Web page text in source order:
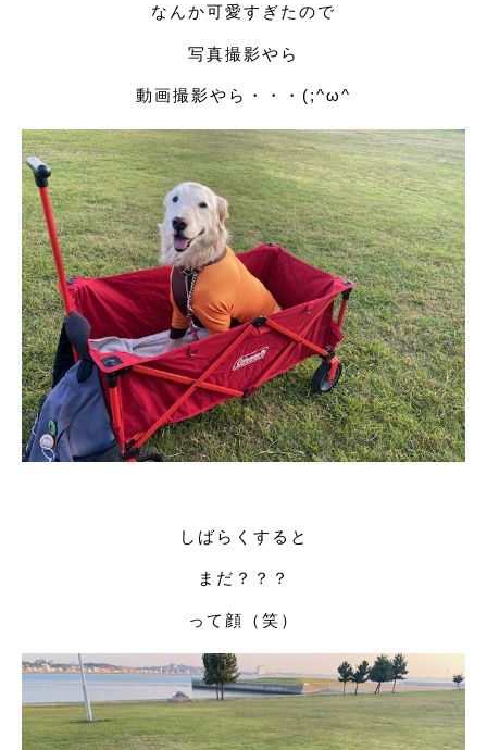
なんか可愛すぎたので
写真撮影やら
動画撮影やら・・・(;^ω^
しばらくすると
まだ？？？
って顔（笑）